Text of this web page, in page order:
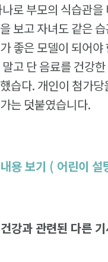
나로 부모의 식습관
보고 자녀도 같은
좋은 모델이 되어
고 단 음료를 건강
습다. 개인이 첨가
는 덧붙였습니다.
용 보기 ( 어린이
강과 관련된 다른